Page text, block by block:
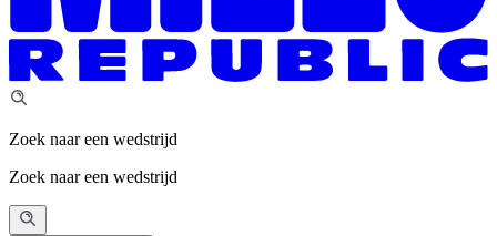
Zoek naar een wedstrijd
Zoek naar een wedstrijd